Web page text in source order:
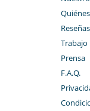
Trabajo
Prensa
F.A.Q.